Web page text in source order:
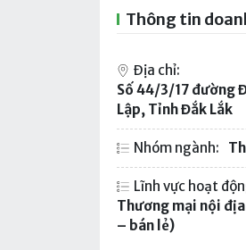
Thông tin
Địa chỉ:
Số 44/3/17 đường
Lập, Tỉnh Đắk Lắk
Nhóm ngành:
Lĩnh vực hoạt
Thương mại nội
– bán lẻ)